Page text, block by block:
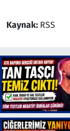
Kaynak: RSS